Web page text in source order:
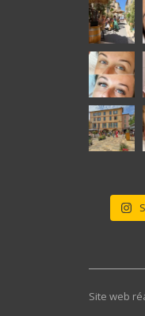
Site web